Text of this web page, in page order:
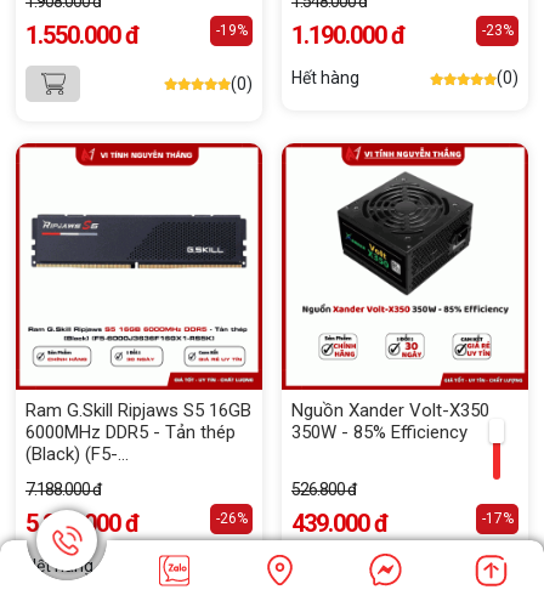
1.550.000 đ -19%
(0)
1.190.000 đ -23%
Hết hàng (0)
Ram G.Skill Ripjaws S5 16GB
6000MHz DDR5 - Tản thép
(Black) (F5-
7.188.000 đ
5.290.000 đ -26%
Hết hàng
Nguồn Xander Volt-X350
350W - 85% Efficiency
526.800 đ
439.000 đ -17%
Hết hàng (0)